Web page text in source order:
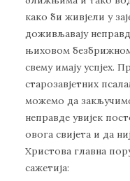
како би живјели у
доживљавају
њиховом
свему имају успјех.
старозавјетних
можемо да
неправде увијек
овога свијета и да
Христова главна
сажетија: